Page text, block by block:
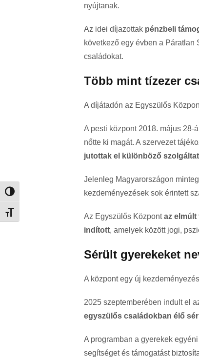
Nagy kontraszt váltása
Betűméret váltása
nyújtanak.
Az idei díjazottak pénzbeli
következő egy évben a
családokat.
Több mint tízezer
A díjátadón az Egyszülős
A pesti központ 2018. május 28-
nőtte ki magát. A szervezet
jutottak el különböző
Jelenleg Magyarországon
kezdeményezések sok érintett
Az Egyszülős Központaz
indított, amelyek között jogi,
Sérült gyerekeket
A központ egy új
2025 szeptemberében indult el
egyszülős családokban élő
A programban a gyerekek
segítséget és támogatást